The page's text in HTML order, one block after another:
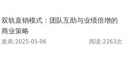
双轨直销模式：团队互助与业绩倍增的
商业策略
发表:2025-05-06 阅读:2263次